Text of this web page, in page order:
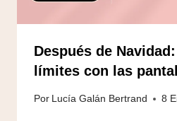
Después de
límites con las
Por Lucía Galán Bertrand 8